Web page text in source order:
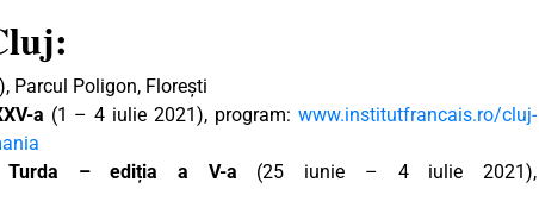
Parcul Poligon, Florești
a (1 – 4 iulie 2021), program:www.institutfrancais.ro/cluj-
Turda – ediția a V-a (25 iunie – 4 iulie 2021),